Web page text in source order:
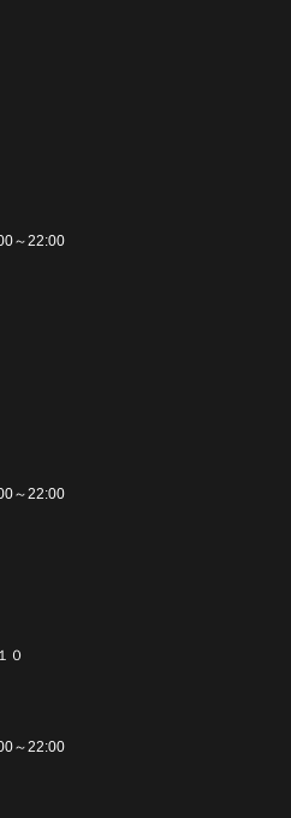
～22:00
～22:00
０
～22:00